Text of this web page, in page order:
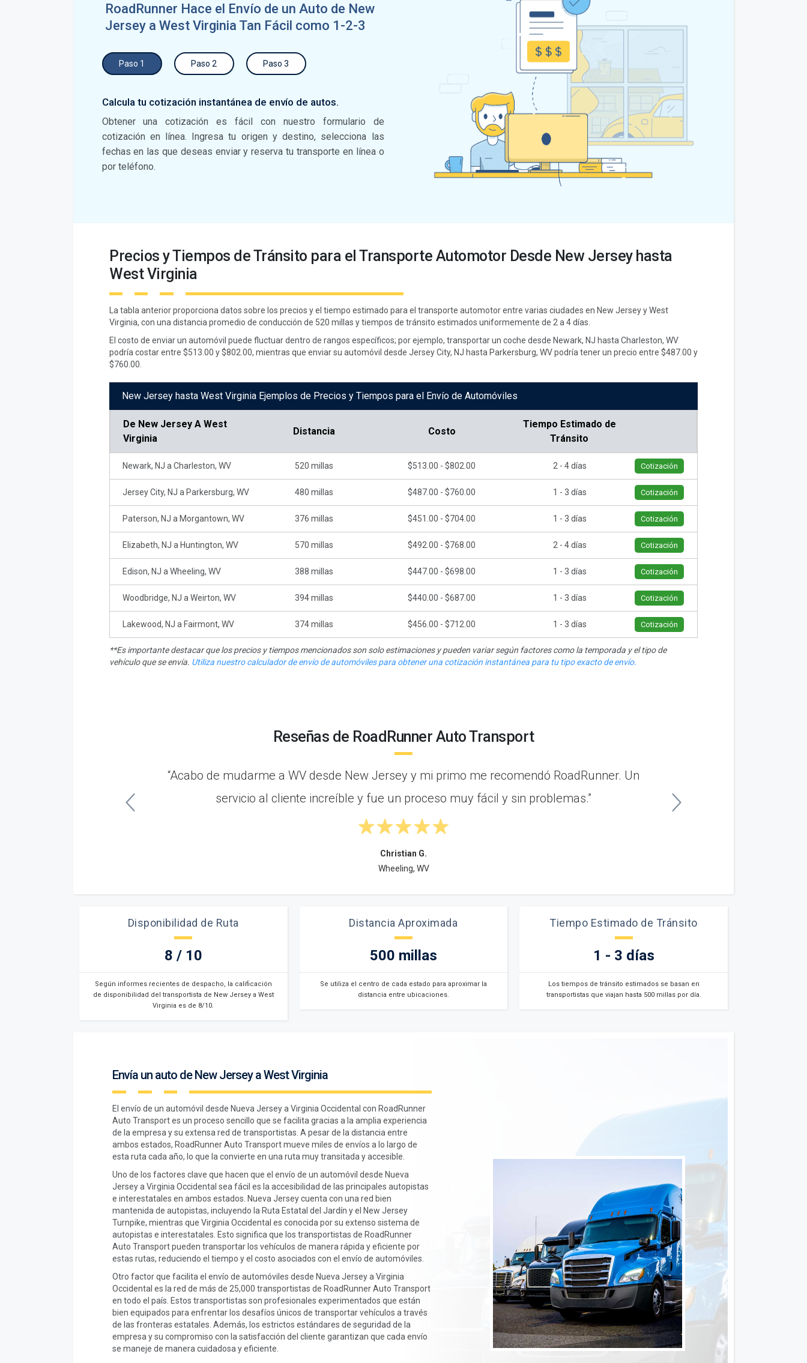
RoadRunner Hace el Envío de un Auto de New
Jersey a West Virginia Tan Fácil como 1-2-3
Paso 1 Paso 2 Paso 3
Calcula tu cotización instantánea de envío de autos.
Obtener una cotización es fácil con nuestro formulario de
cotización en línea. Ingresa tu origen y destino, selecciona las
fechas en las que deseas enviar y reserva tu transporte en línea o
por teléfono.
Precios y Tiempos de Tránsito para el Transporte Automotor Desde New Jersey hasta
West Virginia
La tabla anterior proporciona datos sobre los precios y el tiempo estimado para el transporte automotor entre varias ciudades en New Jersey y West
Virginia, con una distancia promedio de conducción de 520 millas y tiempos de tránsito estimados uniformemente de 2 a 4 días.
El costo de enviar un automóvil puede fluctuar dentro de rangos específicos; por ejemplo, transportar un coche desde Newark, NJ hasta Charleston, WV
podría costar entre $513.00 y $802.00, mientras que enviar su automóvil desde Jersey City, NJ hasta Parkersburg, WV podría tener un precio entre $487.00 y
$760.00.
New Jersey hasta West Virginia Ejemplos de Precios y Tiempos para el Envío de Automóviles
De New Jersey A West
Virginia
Distancia Costo
Tiempo Estimado de
Tránsito
Newark, NJ a Charleston, WV 520 millas $513.00 - $802.00 2 - 4 días Cotización
Jersey City, NJ a Parkersburg, WV 480 millas $487.00 - $760.00 1 - 3 días Cotización
Paterson, NJ a Morgantown, WV 376 millas $451.00 - $704.00 1 - 3 días Cotización
Elizabeth, NJ a Huntington, WV 570 millas $492.00 - $768.00 2 - 4 días Cotización
Edison, NJ a Wheeling, WV 388 millas $447.00 - $698.00 1 - 3 días Cotización
Woodbridge, NJ a Weirton, WV 394millas $440.00 - $687.00 1 - 3 días Cotización
Lakewood, NJ a Fairmont, WV 374millas $456.00 - $712.00 1 - 3 días Cotización
**Es importante destacar que los precios y tiempos mencionados son solo estimaciones y pueden variar según factores como la temporada y el tipo de
vehículo que se envía. Utiliza nuestro calculador de envío de automóviles para obtener una cotización instantánea para tu tipo exacto de envío.
Reseñas de RoadRunner Auto Transport
“Acabo de mudarme a WV desde New Jersey y mi primo me recomendó RoadRunner. Un
servicio al cliente increíble y fue un proceso muy fácil y sin problemas.”
Christian G.
Wheeling, WV
Disponibilidad de Ruta
8 / 10
Según informes recientes de despacho, la calificación
de disponibilidad del transportista de New Jersey a West
Virginia es de 8/10.
Distancia Aproximada
500 millas
Se utiliza el centro de cada estado para aproximar la
distancia entre ubicaciones.
Tiempo Estimado de Tránsito
1 - 3 días
Los tiempos de tránsito estimados se basan en
transportistas que viajan hasta 500 millas por día.
Envía un auto de New Jersey a West Virginia
El envío de un automóvil desde Nueva Jersey a Virginia Occidental con RoadRunner
Auto Transport es un proceso sencillo que se facilita gracias a la amplia experiencia
de la empresa y su extensa red de transportistas. A pesar de la distancia entre
ambos estados, RoadRunner Auto Transport mueve miles de envíos a lo largo de
esta ruta cada año, lo que la convierte en una ruta muy transitada y accesible.
Uno de los factores clave que hacen que el envío de un automóvil desde Nueva
Jersey a Virginia Occidental sea fácil es la accesibilidad de las principales autopistas
e interestatales en ambos estados. Nueva Jersey cuenta con una red bien
mantenida de autopistas, incluyendo la Ruta Estatal del Jardín y el New Jersey
Turnpike, mientras que Virginia Occidental es conocida por su extenso sistema de
autopistas e interestatales. Esto significa que los transportistas de RoadRunner
Auto Transport pueden transportar los vehículos de manera rápida y eficiente por
estas rutas, reduciendo el tiempo y el costo asociados con el envío de automóviles.
Otro factor que facilita el envío de automóviles desde Nueva Jersey a Virginia
Occidental es la red de más de 25,000 transportistas de RoadRunner Auto Transport
en todo el país. Estos transportistas son profesionales experimentados que están
bien equipados para enfrentar los desafíos únicos de transportar vehículos a través
de las fronteras estatales. Además, los estrictos estándares de seguridad de la
empresa y su compromiso con la satisfacción del cliente garantizan que cada envío
se maneje de manera cuidadosa y eficiente.